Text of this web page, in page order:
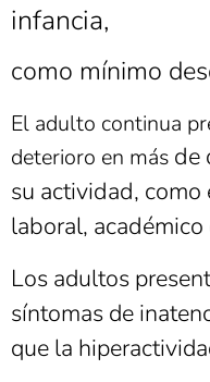
infancia,
como mínimo
El adulto continua
deterioro en más de
su actividad,
laboral,
Los adultos
síntomas de
que la